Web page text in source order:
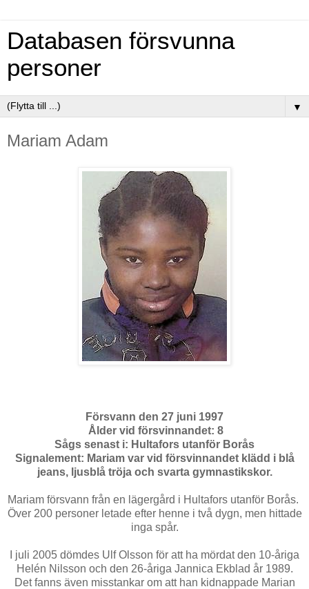
Databasen försvunna
personer
▼
Mariam Adam
Försvann den 27 juni 1997
Ålder vid försvinnandet: 8
Sågs senast i: Hultafors utanför Borås
Signalement: Mariam var vid försvinnandet klädd i blå
jeans, ljusblå tröja och svarta gymnastikskor.
Mariam försvann från en lägergård i Hultafors utanför Borås.
Över 200 personer letade efter henne i två dygn, men hittade
inga spår.
I juli 2005 dömdes Ulf Olsson för att ha mördat den 10-åriga
Helén Nilsson och den 26-åriga Jannica Ekblad år 1989.
Det fanns även misstankar om att han kidnappade Marian